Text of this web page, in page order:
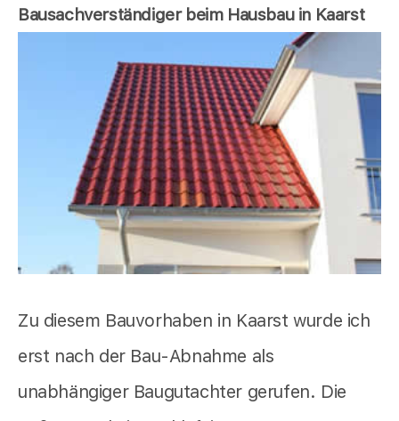
Bausachverständiger beim Hausbau in Kaarst
Zu diesem Bauvorhaben in Kaarst wurde ich
erst nach der Bau-Abnahme als
unabhängiger Baugutachter gerufen. Die